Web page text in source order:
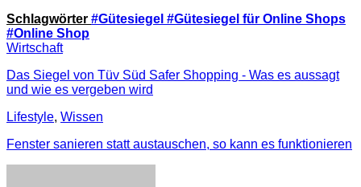
Schlagwörter #Gütesiegel #Gütesiegel für Online Shops
#Online Shop
Wirtschaft
Das Siegel von Tüv Süd Safer Shopping - Was es aussagt
und wie es vergeben wird
Lifestyle, Wissen
Fenster sanieren statt austauschen, so kann es funktionieren